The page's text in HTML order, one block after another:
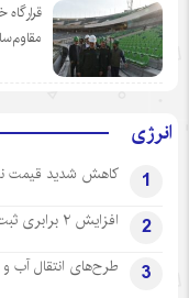
انرژی
1 کاهش شدید قیمت
2 افزایش ۲ برابری ثبت نام مشترکان گاز تهرانی‌ در سامانه اصلاح موتور
3 طرح‌های انتقال آب